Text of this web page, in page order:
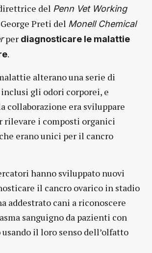
del Penn Vet Working
Preti del Monell Chemical
per diagnosticare le malattie
.
alterano una serie di
gli odori corporei, e
collaborazione era sviluppare
rilevare i composti organici
erano unici per il cancro
hanno sviluppato nuovi
il cancro ovarico in stadio
addestrato cani a riconoscere
sanguigno da pazienti con
il loro senso dell’olfatto